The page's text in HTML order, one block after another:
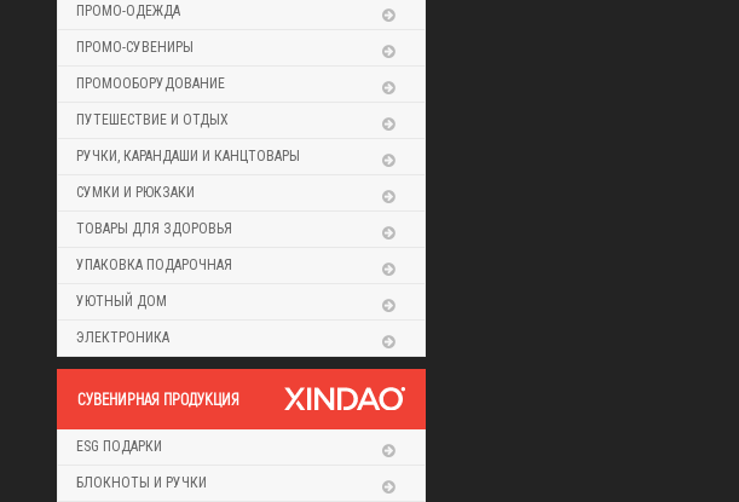
ПРОМО-ОДЕЖДА
ПРОМО-СУВЕНИРЫ
ПРОМООБОРУДОВАНИЕ
ПУТЕШЕСТВИЕ И ОТДЫХ
РУЧКИ, КАРАНДАШИ И КАНЦТОВАРЫ
СУМКИ И РЮКЗАКИ
ТОВАРЫ ДЛЯ ЗДОРОВЬЯ
УПАКОВКА ПОДАРОЧНАЯ
УЮТНЫЙ ДОМ
ЭЛЕКТРОНИКА
CУВЕНИРНАЯ ПРОДУКЦИЯ
ESG ПОДАРКИ
БЛОКНОТЫ И РУЧКИ